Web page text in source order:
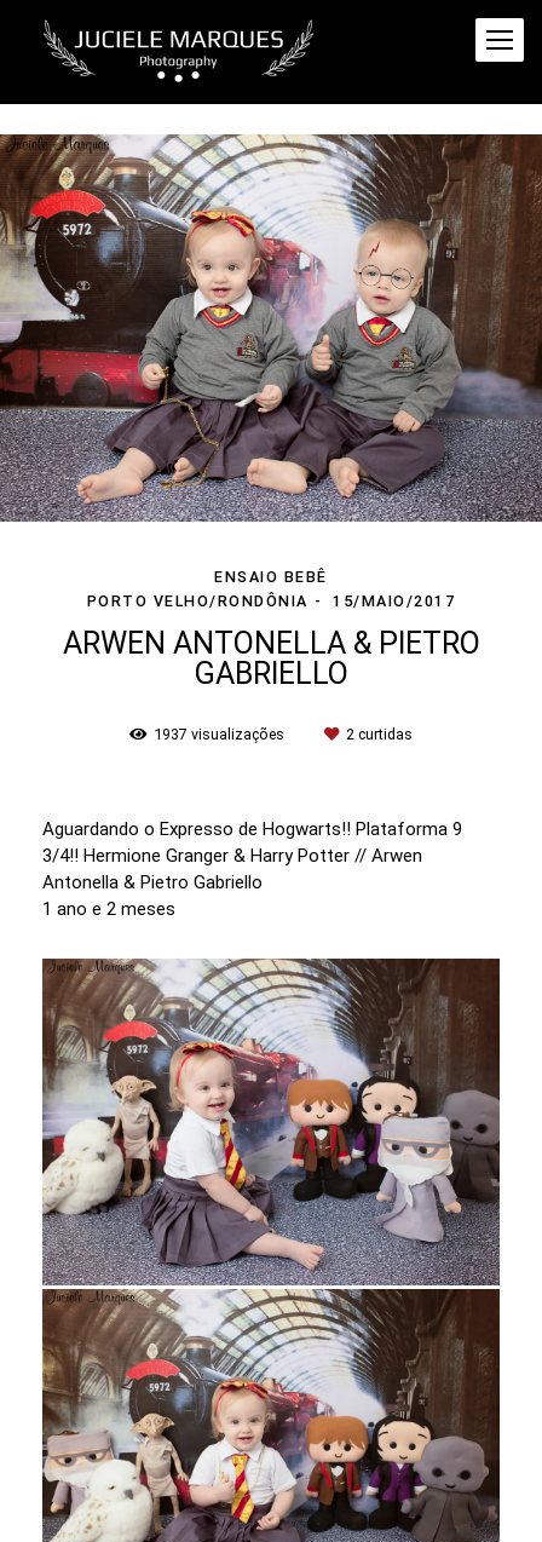
ENSAIO BEBÊ
PORTO VELHO/RONDÔNIA
15/MAIO/2017
ARWEN ANTONELLA & PIETRO
GABRIELLO
1937 visualizações 2 curtidas
Aguardando o Expresso de Hogwarts!! Plataforma 9
3/4!! Hermione Granger & Harry Potter // Arwen
Antonella & Pietro Gabriello
1 ano e 2 meses